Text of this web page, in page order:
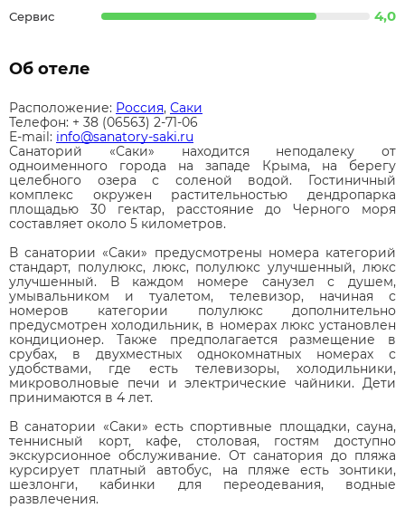
Сервис 4,0
Об отеле
Расположение: Россия, Саки
Телефон: + 38 (06563) 2-71-06
E-mail: info@sanatory-saki.ru
Санаторий «Саки» находится неподалеку от
одноименного города на западе Крыма, на берегу
целебного озера с соленой водой. Гостиничный
комплекс окружен растительностью дендропарка
площадью 30 гектар, расстояние до Черного моря
составляет около 5 километров.
В санатории «Саки» предусмотрены номера категорий
стандарт, полулюкс, люкс, полулюкс улучшенный, люкс
улучшенный. В каждом номере санузел с душем,
умывальником и туалетом, телевизор, начиная с
номеров категории полулюкс дополнительно
предусмотрен холодильник, в номерах люкс установлен
кондиционер. Также предполагается размещение в
срубах, в двухместных однокомнатных номерах с
удобствами, где есть телевизоры, холодильники,
микроволновые печи и электрические чайники. Дети
принимаются в 4 лет.
В санатории «Саки» есть спортивные площадки, сауна,
теннисный корт, кафе, столовая, гостям доступно
экскурсионное обслуживание. От санатория до пляжа
курсирует платный автобус, на пляже есть зонтики,
шезлонги, кабинки для переодевания, водные
развлечения.